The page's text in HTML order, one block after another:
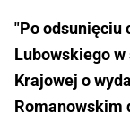
"Po odsunięciu
Lubowskiego
Krajowej o
Romanowskim